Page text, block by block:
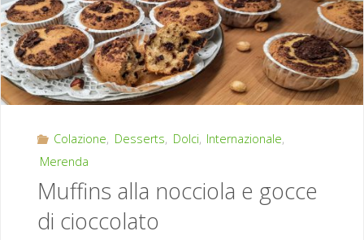
Colazione, Desserts, Dolci, Internazionale,
Merenda
Muffins alla nocciola e gocce
di cioccolato